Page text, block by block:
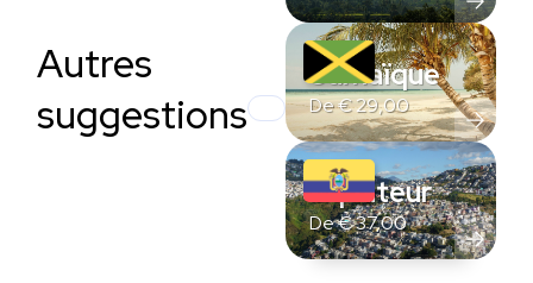
Autres
suggestions
Jamaïque
De€29,00
Équateur
De€37,00